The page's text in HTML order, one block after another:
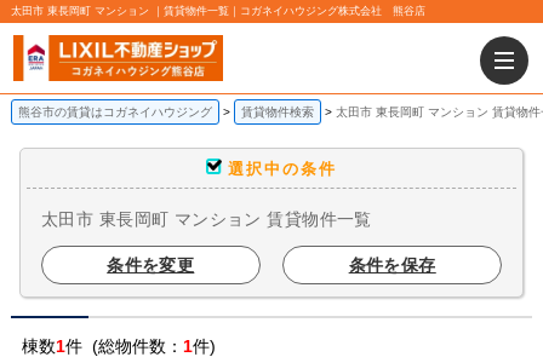
太田市 東長岡町 マンション ｜賃貸物件一覧｜コガネイハウジング株式会社 熊谷店
熊谷市の賃貸はコガネイハウジング 賃貸物件検索 太田市 東長岡町 マンション 賃貸物件
選択中の条件
太田市 東長岡町 マンション 賃貸物件一覧
条件を変更 条件を保存
棟数1件 (総物件数： 1件)